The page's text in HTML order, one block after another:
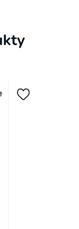
přehled o